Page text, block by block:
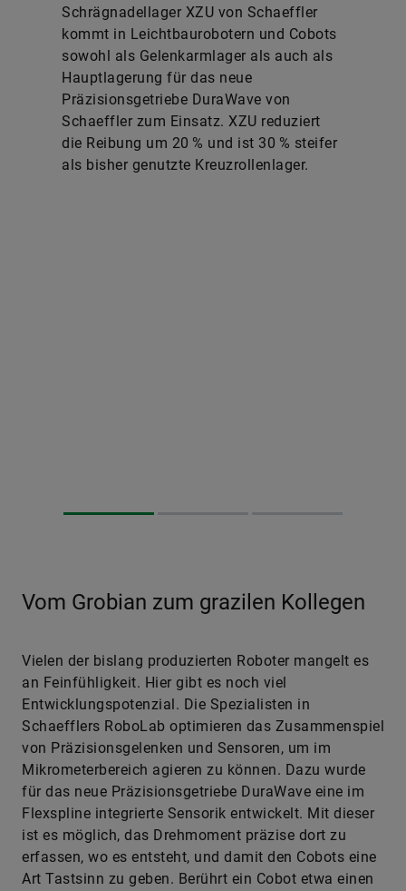
Schrägnadellager XZU von Schaeffler
kommt in Leichtbaurobotern und Cobots
sowohl als Gelenkarmlager als auch als
Hauptlagerung für das neue
Präzisionsgetriebe DuraWave von
Schaeffler zum Einsatz. XZU reduziert
die Reibung um 20 % und ist 30 % steifer
als bisher genutzte Kreuzrollenlager.
Vom Grobian zum grazilen Kollegen
Vielen der bislang produzierten Roboter mangelt es
an Feinfühligkeit. Hier gibt es noch viel
Entwicklungspotenzial. Die Spezialisten in
Schaefflers RoboLab optimieren das Zusammenspiel
von Präzisionsgelenken und Sensoren, um im
Mikrometerbereich agieren zu können. Dazu wurde
für das neue Präzisionsgetriebe DuraWave eine im
Flexspline integrierte Sensorik entwickelt. Mit dieser
ist es möglich, das Drehmoment präzise dort zu
erfassen, wo es entsteht, und damit den Cobots eine
Art Tastsinn zu geben. Berührt ein Cobot etwa einen